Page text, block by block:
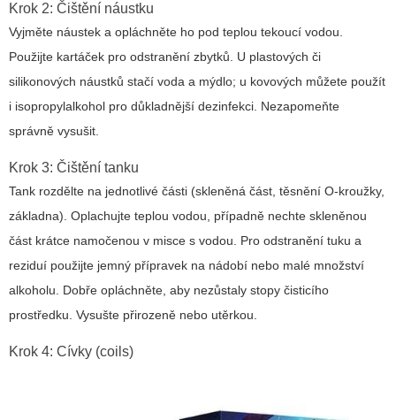
Krok 2: Čištění náustku
Vyjměte náustek a opláchněte ho pod teplou tekoucí vodou.
Použijte kartáček pro odstranění zbytků. U plastových či
silikonových náustků stačí voda a mýdlo; u kovových můžete použít
i isopropylalkohol pro důkladnější dezinfekci. Nezapomeňte
správně vysušit.
Krok 3: Čištění tanku
Tank rozdělte na jednotlivé části (skleněná část, těsnění O-kroužky,
základna). Oplachujte teplou vodou, případně nechte skleněnou
část krátce namočenou v misce s vodou. Pro odstranění tuku a
reziduí použijte jemný přípravek na nádobí nebo malé množství
alkoholu. Dobře opláchněte, aby nezůstaly stopy čisticího
prostředku. Vysušte přirozeně nebo utěrkou.
Krok 4: Cívky (coils)